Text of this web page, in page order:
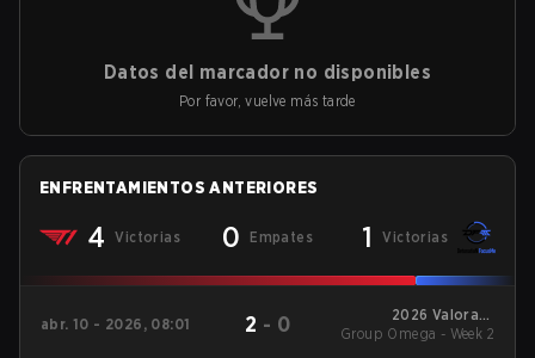
Datos del marcador no disponibles
Por favor, vuelve más tarde
ENFRENTAMIENTOS ANTERIORES
4 Victorias 0 Empates 1 Victorias
abr. 10 - 2026, 08:01 2 - 0
2026 Valorant
Champions Tour:
Group Omega - Week 2